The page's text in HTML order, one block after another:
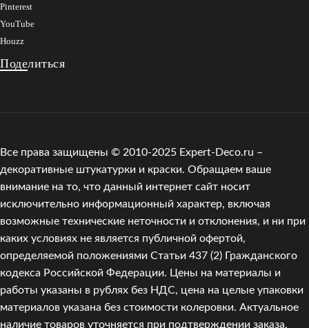
Pinterest
YouTube
Houzz
Поделиться
Все права защищены © 2010-2025 Expert-Deco.ru –
декоративные штукатурки и краски. Обращаем ваше
внимание на то, что данный интернет сайт носит
исключительно информационный характер, включая
возможные технические неточности и отклонения, и ни при
каких условиях не является публичной офертой,
определяемой положениями Статьи 437 (2) Гражданского
кодекса Российской Федерации. Цены на материалы и
работы указаны в рублях без НДС, цена на целые упаковки
материалов указана без стоимости колеровки. Актуальное
наличие товаров уточняется при подтверждении заказа.